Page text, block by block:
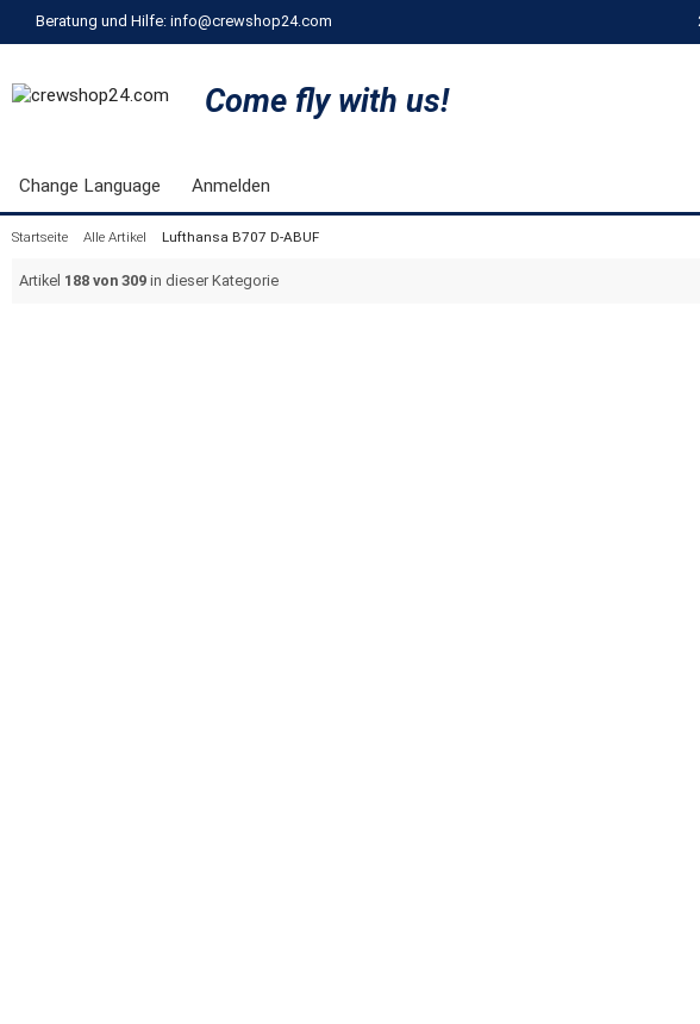
Beratung und Hilfe: info@crewshop24.com
Come fly with us!
Change Language Anmelden
Startseite Alle Artikel Lufthansa B707 D-ABUF
Artikel 188 von 309 in dieser Kategorie